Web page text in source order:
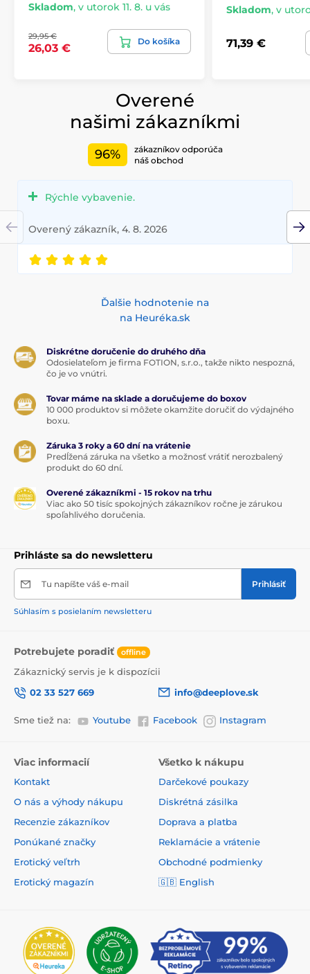
Skladom, v utorok 11. 8. u vás
29,95 €
26,03 €
Do košíka
Skladom, v
71,39 €
Overené
našimi zákazníkmi
96%
zákazníkov odporúča
náš obchod
Rýchle vybavenie.
Overený zákazník, 4. 8. 2026
Ďalšie hodnotenie na
na Heuréka.sk
Diskrétne doručenie do druhého dňa
Odosielateľom je firma FOTION, s.r.o., takže nikto nespozná,
čo je vo vnútri.
Tovar máme na sklade a doručujeme do boxov
10 000 produktov si môžete okamžite doručiť do výdajného
boxu.
Záruka 3 roky a 60 dní na vrátenie
Predĺžená záruka na všetko a možnosť vrátiť nerozbalený
produkt do 60 dní.
Overené zákazníkmi - 15 rokov na trhu
Viac ako 50 tisíc spokojných zákazníkov ročne je zárukou
spoľahlivého doručenia.
Prihláste sa do newsletteru
Tu napíšte váš e-mail Prihlásiť
Súhlasím s posielaním newsletteru
Potrebujete poradiť offline
Zákaznický servis je k dispozícii
02 33 527 669
info@deeplove.sk
Sme tiež na: Youtube Facebook Instagram
Viac informacií
Kontakt
O nás a výhody nákupu
Recenzie zákazníkov
Ponúkané značky
Erotický veľtrh
Erotický magazín
Všetko k nákupu
Darčekové poukazy
Diskrétná zásilka
Doprava a platba
Reklamácie a vrátenie
Obchodné podmienky
🇬🇧 English